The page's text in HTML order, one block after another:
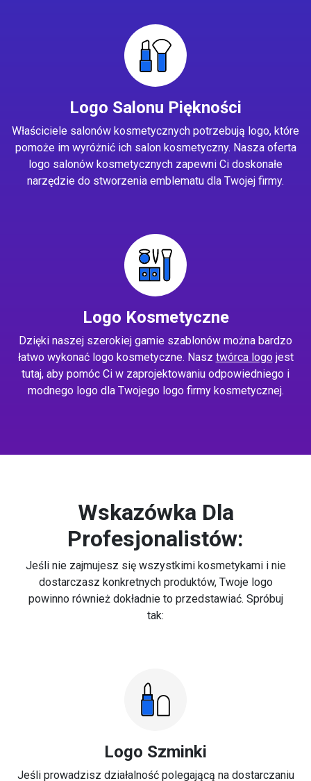
Logo Salonu Piękności
Właściciele salonów kosmetycznych potrzebują logo, które
pomoże im wyróżnić ich salon kosmetyczny. Nasza oferta
logo salonów kosmetycznych zapewni Ci doskonałe
narzędzie do stworzenia emblematu dla Twojej firmy.
Logo Kosmetyczne
Dzięki naszej szerokiej gamie szablonów można bardzo
łatwo wykonać logo kosmetyczne. Nasz twórca logojest
tutaj, aby pomóc Ci w zaprojektowaniu odpowiedniego i
modnego logo dla Twojego logo firmy kosmetycznej.
Wskazówka Dla
Profesjonalistów:
Jeśli nie zajmujesz się wszystkimi kosmetykami i nie
dostarczasz konkretnych produktów, Twoje logo
powinno również dokładnie to przedstawiać. Spróbuj
tak:
Logo Szminki
Jeśli prowadzisz działalność polegającą na dostarczaniu